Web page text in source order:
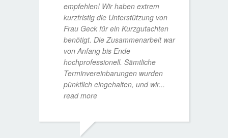
empfehlen! Wir haben extrem
kurzfristig die Unterstützung von
Frau Geck für ein Kurzgutachten
benötigt. Die Zusammenarbeit war
von Anfang bis Ende
hochprofessionell. Sämtliche
Terminvereinbarungen wurden
pünktlich eingehalten, und wir...
read more